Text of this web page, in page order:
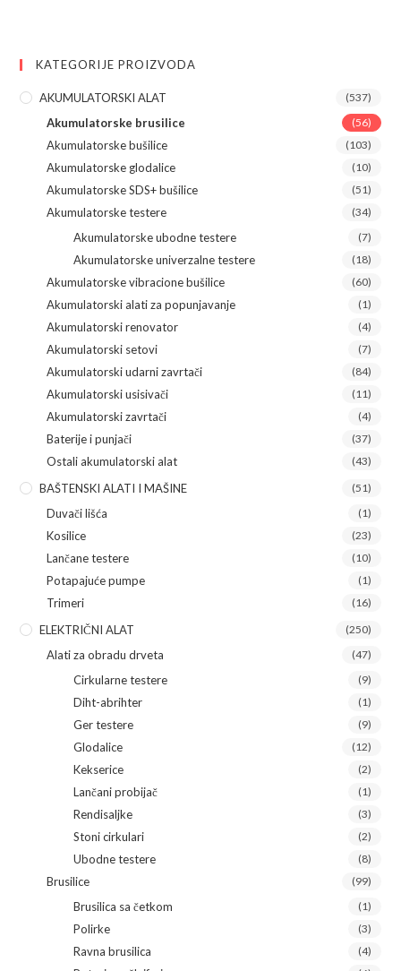
KATEGORIJE PROIZVODA
AKUMULATORSKI ALAT (537)
Akumulatorske brusilice (56)
Akumulatorske bušilice (103)
Akumulatorske glodalice (10)
Akumulatorske SDS+ bušilice (51)
Akumulatorske testere (34)
Akumulatorske ubodne testere (7)
Akumulatorske univerzalne testere (18)
Akumulatorske vibracione bušilice (60)
Akumulatorski alati za popunjavanje (1)
Akumulatorski renovator (4)
Akumulatorski setovi (7)
Akumulatorski udarni zavrtači (84)
Akumulatorski usisivači (11)
Akumulatorski zavrtači (4)
Baterije i punjači (37)
Ostali akumulatorski alat (43)
BAŠTENSKI ALATI I MAŠINE (51)
Duvači lišća (1)
Kosilice (23)
Lančane testere (10)
Potapajuće pumpe (1)
Trimeri (16)
ELEKTRIČNI ALAT (250)
Alati za obradu drveta (47)
Cirkularne testere (9)
Diht-abrihter (1)
Ger testere (9)
Glodalice (12)
Kekserice (2)
Lančani probijač (1)
Rendisaljke (3)
Stoni cirkulari (2)
Ubodne testere (8)
Brusilice (99)
Brusilica sa četkom (1)
Polirke (3)
Ravna brusilica (4)